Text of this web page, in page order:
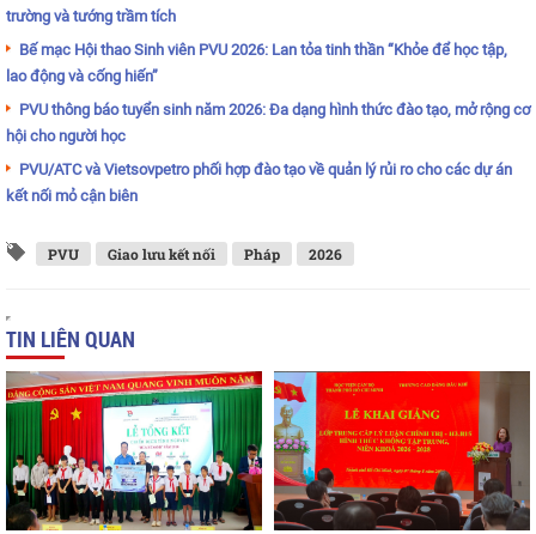
trường và tướng trầm tích
Bế mạc Hội thao Sinh viên PVU 2026: Lan tỏa tinh thần “Khỏe để học tập,
lao động và cống hiến”
PVU thông báo tuyển sinh năm 2026: Đa dạng hình thức đào tạo, mở rộng cơ
hội cho người học
PVU/ATC và Vietsovpetro phối hợp đào tạo về quản lý rủi ro cho các dự án
kết nối mỏ cận biên
PVU Giao lưu kết nối Pháp 2026
TIN LIÊN QUAN